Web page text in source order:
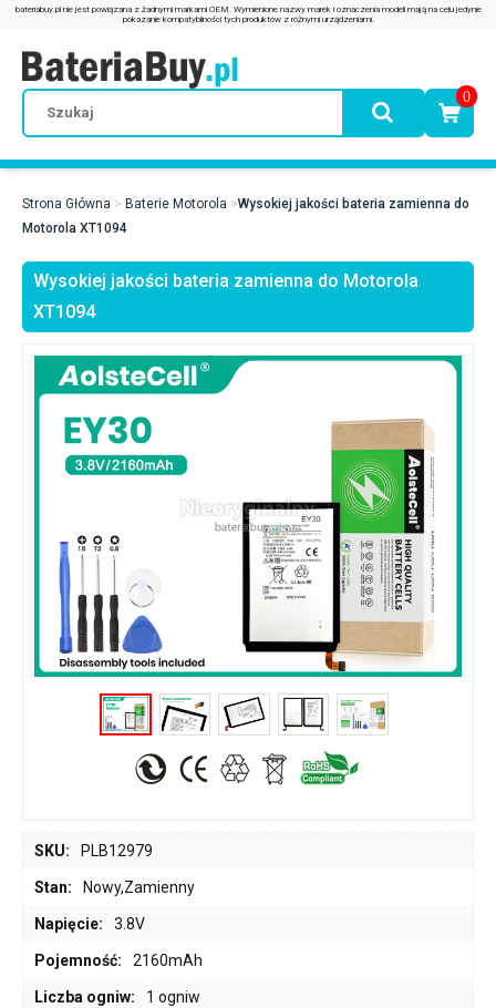
0
Strona Główna Baterie Motorola
Wysokiej jakości bateria zamienna do
Motorola XT1094
Wysokiej jakości bateria zamienna do Motorola
XT1094
SKU: PLB12979
Stan: Nowy,Zamienny
Napięcie: 3.8V
Pojemność: 2160mAh
Liczba ogniw: 1 ogniw